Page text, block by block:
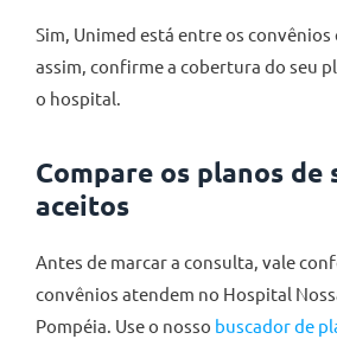
Sim, Unimed está entre os
assim, confirme a cobertura do seu
o hospital.
Compare os planos de
aceitos
Antes de marcar a consulta, vale
convênios atendem no Hospital
Pompéia. Use o nosso buscador de